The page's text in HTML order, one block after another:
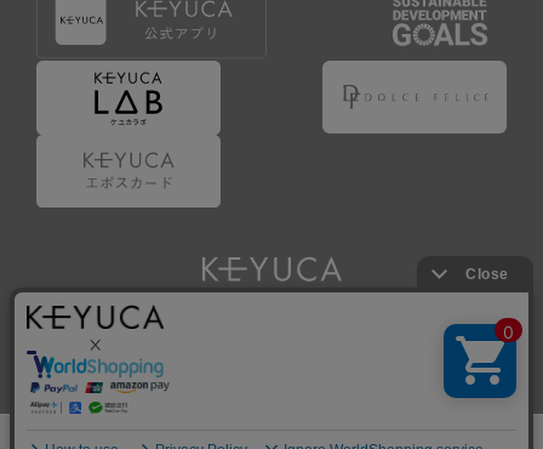
Copyright © KAWAJUN Co., Ltd. All Rights Reserved.